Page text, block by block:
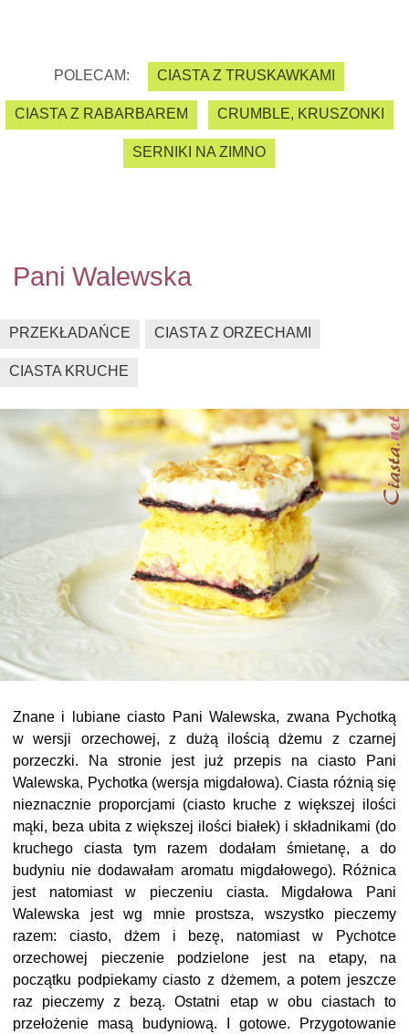
POLECAM: CIASTA Z TRUSKAWKAMI
CIASTA Z RABARBAREM CRUMBLE, KRUSZONKI
SERNIKI NA ZIMNO
Pani Walewska
PRZEKŁADAŃCE CIASTA Z ORZECHAMI
CIASTA KRUCHE
Znane i lubiane ciasto Pani Walewska, zwana Pychotką
w wersji orzechowej, z dużą ilością dżemu z czarnej
porzeczki. Na stronie jest już przepis na ciasto Pani
Walewska, Pychotka (wersja migdałowa). Ciasta różnią się
nieznacznie proporcjami (ciasto kruche z większej ilości
mąki, beza ubita z większej ilości białek) i składnikami (do
kruchego ciasta tym razem dodałam śmietanę, a do
budyniu nie dodawałam aromatu migdałowego). Różnica
jest natomiast w pieczeniu ciasta. Migdałowa Pani
Walewska jest wg mnie prostsza, wszystko pieczemy
razem: ciasto, dżem i bezę, natomiast w Pychotce
orzechowej pieczenie podzielone jest na etapy, na
początku podpiekamy ciasto z dżemem, a potem jeszcze
raz pieczemy z bezą. Ostatni etap w obu ciastach to
przełożenie masą budyniową. I gotowe. Przygotowanie